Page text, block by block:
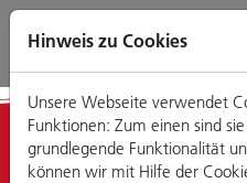
Direkt
zum
Zum
Hauptmenü
Zum
Footermenü
Zur
Website-
Hinweis zu Cookies
Unsere Webseite verwendet
Funktionen: Zum einen sind
grundlegende Funktionalität
können wir mit Hilfe der